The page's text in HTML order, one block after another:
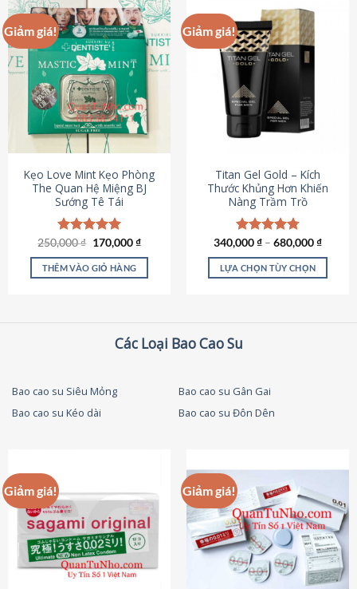
có
nhiều
biến
tùy
chọn
có
chọn
trên
trang
sản
phẩm
Giảm giá!
Kẹo Love Mint Kẹo Phòng
The Quan Hệ Miệng BJ
Sướng Tê Tái
Được xếp
hạng5.00
5 sao
250,000₫ Giá
là:
250,000 ₫.
170,000₫Giá
tại
THÊM VÀO GIỎ HÀNG
Giảm giá!
Titan Gel Gold – Kích
Thước Khủng Hơn Khiến
Nàng Trầm Trồ
Được xếp
hạng4.79
5 sao
340,000₫ – 680,000₫
LỰA CHỌN TÙY CHỌN
thể.
tùy
thể
được
chọn
trên
trang
sản
phẩm
Các Loại Bao Cao Su
Bao cao su Siêu Mỏng
Bao cao su Gân Gai
Bao cao su Kéo dài
Bao cao su Đôn Dên
Giảm giá! Giảm giá!